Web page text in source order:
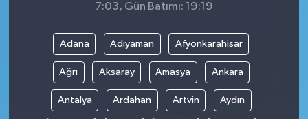
7:03, Gün Batımı: 19:19
Adana Adıyaman Afyonkarahisar
Ağrı Aksaray Amasya Ankara
Antalya Ardahan Artvin Aydın